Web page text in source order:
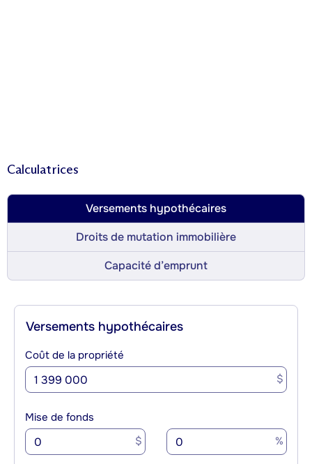
Calculatrices
Versements hypothécaires
Droits de mutation immobilière
Capacité d’emprunt
Versements hypothécaires
Coût de la propriété
$
Mise de fonds
$ %